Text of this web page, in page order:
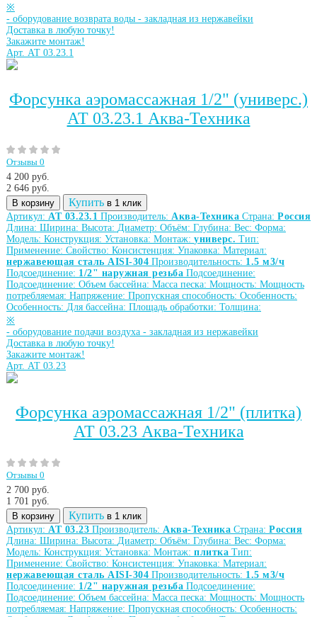
※
- оборудование возврата воды - закладная из нержавейки
Доставка в любую точку!
Закажите монтаж!
Арт. АТ 03.23.1
Форсунка аэромассажная 1/2" (универс.)
АТ 03.23.1 Аква-Техника
Отзывы 0
4 200 руб.
2 646 руб.
В корзину
Купить в 1 клик
Артикул: АТ 03.23.1 Производитель: Аква-Техника Страна: Россия
Длина: Ширина: Высота: Диаметр: Объём: Глубина: Вес: Форма:
Модель: Конструкция: Установка: Монтаж: универс. Тип:
Применение: Свойство: Консистенция: Упаковка: Материал:
нержавеющая сталь AISI-304 Производительность: 1.5 м3/ч
Подсоединение: 1/2" наружная резьба Подсоединение:
Подсоединение: Объем бассейна: Масса песка: Мощность: Мощность
потребляемая: Напряжение: Пропускная способность: Особенность:
Особенность: Для бассейна: Площадь обработки: Толщина:
※
- оборудование подачи воздуха - закладная из нержавейки
Доставка в любую точку!
Закажите монтаж!
Арт. АТ 03.23
Форсунка аэромассажная 1/2" (плитка)
АТ 03.23 Аква-Техника
Отзывы 0
2 700 руб.
1 701 руб.
В корзину
Купить в 1 клик
Артикул: АТ 03.23 Производитель: Аква-Техника Страна: Россия
Длина: Ширина: Высота: Диаметр: Объём: Глубина: Вес: Форма:
Модель: Конструкция: Установка: Монтаж: плитка Тип:
Применение: Свойство: Консистенция: Упаковка: Материал:
нержавеющая сталь AISI-304 Производительность: 1.5 м3/ч
Подсоединение: 1/2" наружная резьба Подсоединение:
Подсоединение: Объем бассейна: Масса песка: Мощность: Мощность
потребляемая: Напряжение: Пропускная способность: Особенность: